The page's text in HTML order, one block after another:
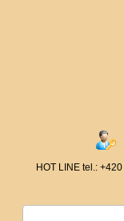
HOT LINE tel.: +420